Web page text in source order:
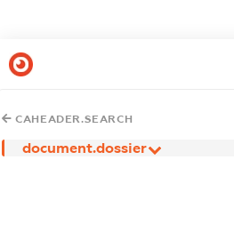
CAHEADER.SEARCH
document.dossier